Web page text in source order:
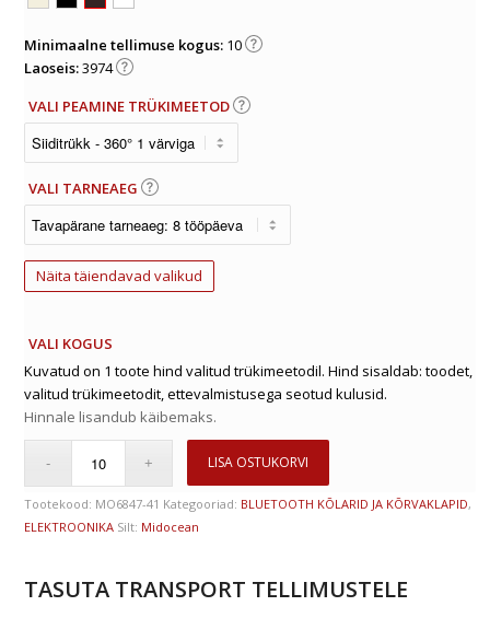
Minimaalne tellimuse kogus: 10
Laoseis:3974
VALI PEAMINE TRÜKIMEETOD
VALI TARNEAEG
Näita täiendavad valikud
VALI KOGUS
Kuvatud on 1 toote hind valitud trükimeetodil. Hind sisaldab: toodet,
valitud trükimeetodit, ettevalmistusega seotud kulusid.
Hinnale lisandub käibemaks.
LISA OSTUKORVI
Tootekood: MO6847-41 Kategooriad: BLUETOOTH KÕLARID JA KÕRVAKLAPID,
ELEKTROONIKA Silt: Midocean
TASUTA TRANSPORT TELLIMUSTELE